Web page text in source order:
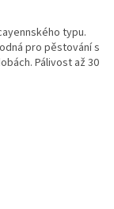
typu.
pro pěstování s
Pálivost až 30